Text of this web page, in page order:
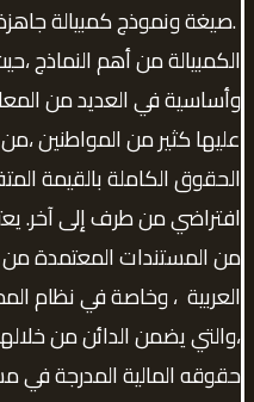
.صيغة ونموذج كمبيالة
الكمبيالة من أهم النماذج
وأساسية في العديد من
عليها كثير من المواطنين
الحقوق الكاملة بالقيمة
افتراضي من طرف إلى آخر.
من المستندات المعتمدة
العربية ، وخاصة في نظام
،والتي يضمن الدائن من
حقوقه المالية المدرجة في